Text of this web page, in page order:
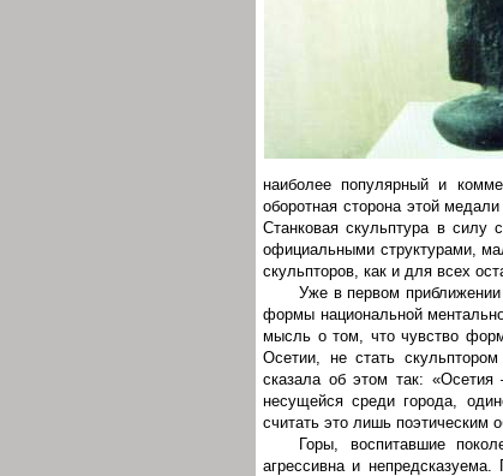
наиболее популярный и
оборотная сторона этой
Станковая скульптура в силу
официальными структурами,
скульпторов, как и для всех
Уже в первом приближении
формы национальной
мысль о том, что чувство
Осетии, не стать
сказала об этом так: «Осетия
несущейся среди города,
считать это лишь поэтическим
Горы, воспитавшие
агрессивна и